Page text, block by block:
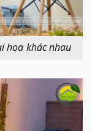
hoa khác nhau